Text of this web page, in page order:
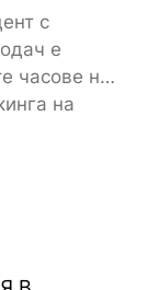
с
е
часове на
на